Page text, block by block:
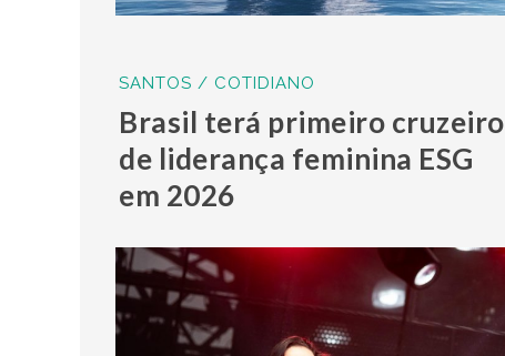
SANTOS / COTIDIANO
Brasil terá primeiro cruzeiro
de liderança feminina ESG
em 2026